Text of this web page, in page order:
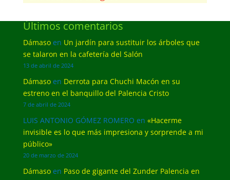
Últimos comentarios
Dámasoen Un jardín para sustituir los árboles que
se talaron en la cafetería del Salón
13 de abril de 2024
Dámasoen Derrota para Chuchi Macón en su
estreno en el banquillo del Palencia Cristo
7 de abril de 2024
LUIS ANTONIO GÓMEZ ROMERO en «Hacerme
invisible es lo que más impresiona y sorprende a mi
público»
20 de marzo de 2024
Dámasoen Paso de gigante del Zunder Palencia en